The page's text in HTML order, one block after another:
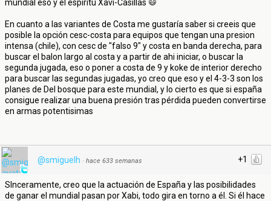
mundial eso y el espíritu Xavi-Casillas
En cuanto a las variantes de Costa me gustaría saber si creeis que
posible la opción cesc-costa para equipos que tengan una presion
intensa (chile), con cesc de "falso 9" y costa en banda derecha, para
buscar el balon largo al costa y a partir de ahi iniciar, o buscar la
segunda jugada, eso o poner a costa de 9 y koke de interior derecho
para buscar las segundas jugadas, yo creo que eso y el 4-3-3 son los
planes de Del bosque para este mundial, y lo cierto es que si españa
consigue realizar una buena presión tras pérdida pueden convertirse
en armas potentisimas
+1
@smiguelh · hace 633 semanas
SInceramente, creo que la actuación de España y las posibilidades
de ganar el mundial pasan por Xabi, todo gira en torno a él. Si él hace